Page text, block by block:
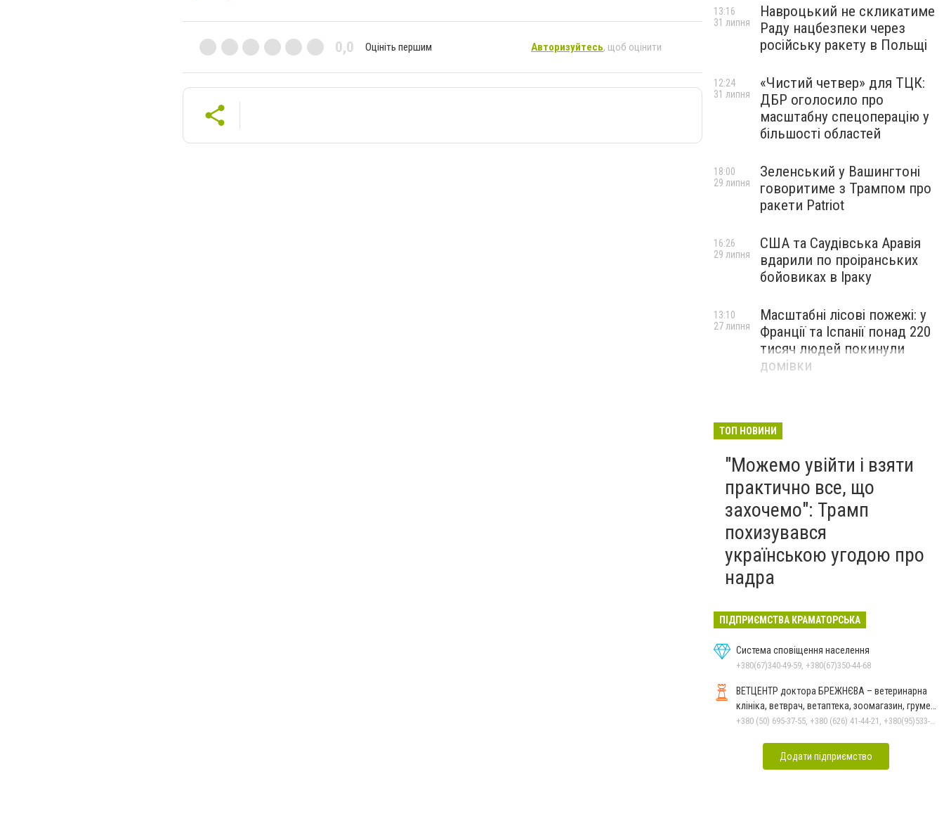
0,0 Оцініть першим Авторизуйтесь, щоб оцінити
Навроцький не скликатиме
Раду нацбезпеки через
російську ракету в Польщі
13:16
31 липня
«Чистий четвер» для ТЦК:
ДБР оголосило про
масштабну спецоперацію у
більшості областей
12:24
31 липня
Зеленський у Вашингтоні
говоритиме з Трампом про
ракети Patriot
18:00
29 липня
США та Саудівська Аравія
вдарили по проіранських
бойовиках в Іраку
16:26
29 липня
Масштабні лісові пожежі: у
Франції та Іспанії понад 220
тисяч людей покинули
домівки
13:10
27 липня
ТОП НОВИНИ
"Можемо увійти і взяти
практично все, що
захочемо": Трамп
похизувався
українською угодою про
надра
ПІДПРИЄМСТВА КРАМАТОРСЬКА
Система сповіщення населення
+380(67)340-49-59, +380(67)350-44-68
ВЕТЦЕНТР доктора БРЕЖНЄВА – ветеринарна
клініка, ветврач, ветаптека, зоомагазин, грумер,
стрижки.
+380 (50) 695-37-55, +380 (626) 41-44-21, +380(95)533-90-03
Додати підприємство